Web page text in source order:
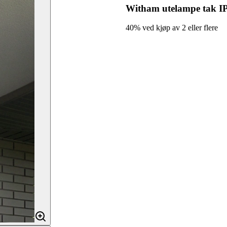
Witham utelampe tak
40% ved kjøp av 2 eller flere